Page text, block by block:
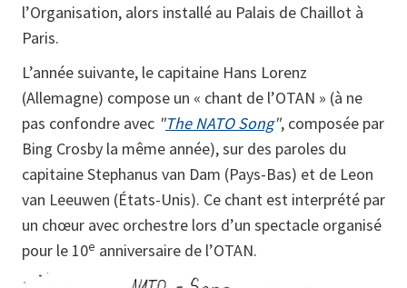
l’Organisation, alors installé au Palais de Chaillot à
Paris.
L’année suivante, le capitaine Hans Lorenz
(Allemagne) compose un « chant de l’OTAN » (à ne
pas confondre avec "The NATO Song", composée par
Bing Crosby la même année), sur des paroles du
capitaine Stephanus van Dam (Pays-Bas) et de Leon
van Leeuwen (États-Unis). Ce chant est interprété par
un chœur avec orchestre lors d’un spectacle organisé
pour le 10e anniversaire de l’OTAN.